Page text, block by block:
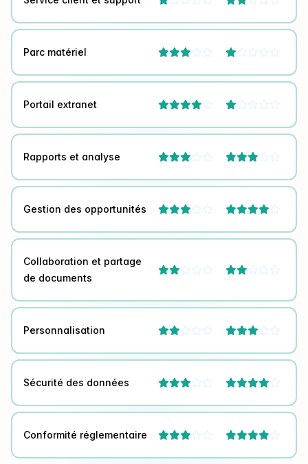
Parc matériel  
Portail extranet  
Rapports et analyse  
Gestion des opportunités  
Collaboration et partage
de documents
 
Personnalisation  
Sécurité des données  
Conformité réglementaire  